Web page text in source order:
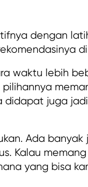
dengan
di
waktu lebih
didapat juga
Ada banyak
Kalau
yang bisa